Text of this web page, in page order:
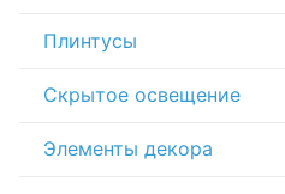
Плинтусы
Скрытое освещение
Элементы декора